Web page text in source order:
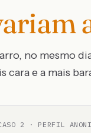
no mesmo
cara e a mais
2 · PERFIL